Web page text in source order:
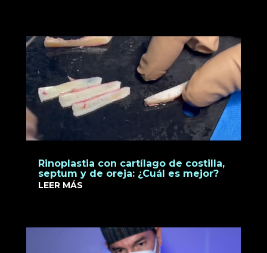
Rinoplastia con cartílago de costilla,
septum y de oreja: ¿Cuál es mejor?
LEER MÁS